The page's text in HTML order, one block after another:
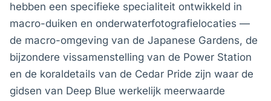
hebben een specifieke specialiteit ontwikkeld in
macro-duiken en onderwaterfotografielocaties —
de macro-omgeving van de Japanese Gardens, de
bijzondere vissamenstelling van de Power Station
en de koraldetails van de Cedar Pride zijn waar de
gidsen van Deep Blue werkelijk meerwaarde